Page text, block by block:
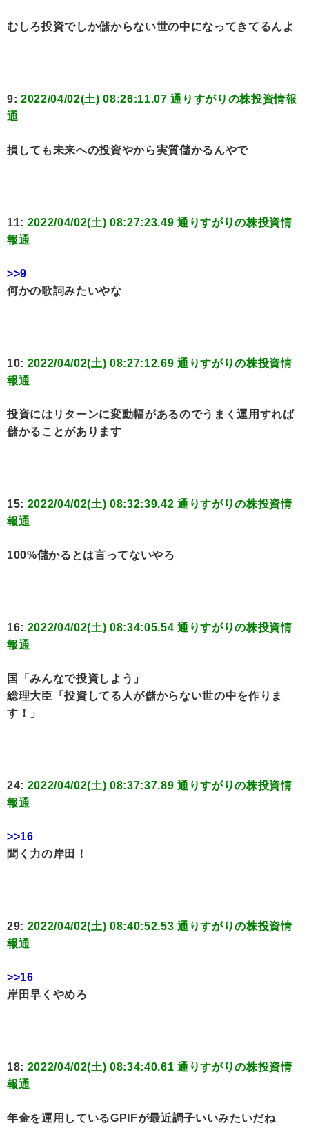
むしろ投資でしか儲からない世の中になってきてるんよ
9: 2022/04/02(土) 08:26:11.07 通りすがりの株投資情報
通
損しても未来への投資やから実質儲かるんやで
11: 2022/04/02(土) 08:27:23.49 通りすがりの株投資情
報通
>>9
何かの歌詞みたいやな
10: 2022/04/02(土) 08:27:12.69 通りすがりの株投資情
報通
投資にはリターンに変動幅があるのでうまく運用すれば
儲かることがあります
15: 2022/04/02(土) 08:32:39.42 通りすがりの株投資情
報通
100%儲かるとは言ってないやろ
16: 2022/04/02(土) 08:34:05.54 通りすがりの株投資情
報通
国「みんなで投資しよう」
総理大臣「投資してる人が儲からない世の中を作りま
す！」
24: 2022/04/02(土) 08:37:37.89 通りすがりの株投資情
報通
>>16
聞く力の岸田！
29: 2022/04/02(土) 08:40:52.53 通りすがりの株投資情
報通
>>16
岸田早くやめろ
18: 2022/04/02(土) 08:34:40.61 通りすがりの株投資情
報通
年金を運用しているGPIFが最近調子いいみたいだね